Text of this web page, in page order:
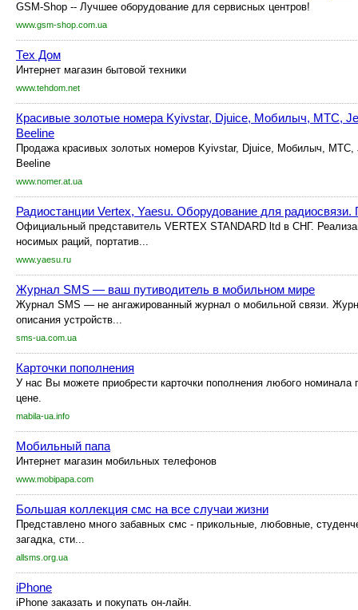
GSM-Shop -- Лучшее оборудование для сервисных центров!
www.gsm-shop.com.ua
Тех Дом
Интернет магазин бытовой техники
www.tehdom.net
Красивые золотые номера Kyivstar, Djuice, Мобилыч, MTC,
Beeline
Продажа красивых золотых номеров Kyivstar, Djuice, Мобилыч, MTC,
Beeline
www.nomer.at.ua
Радиостанции Vertex, Yaesu. Оборудование для
Официальный представитель VERTEX STANDARD ltd в СНГ.
носимых раций, портатив...
www.yaesu.ru
Журнал SMS — ваш путиводитель в мобильном мире
Журнал SMS — не ангажированный журнал о мобильной связи.
описания устройств...
sms-ua.com.ua
Карточки пополнения
У нас Вы можете приобрести карточки пополнения любого номинала
цене.
mabila-ua.info
Мобильный папа
Интернет магазин мобильных телефонов
www.mobipapa.com
Большая коллекция смс на все случаи жизни
Представлено много забавных смс - прикольные, любовные,
загадка, сти...
allsms.org.ua
iPhone
iPhone заказать и покупать он-лайн.